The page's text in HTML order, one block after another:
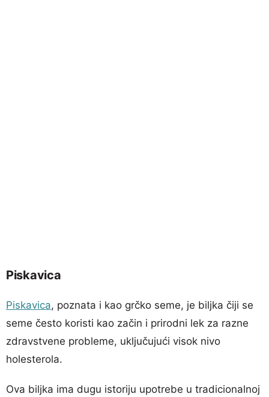
Piskavica
Piskavica, poznata i kao grčko seme, je biljka čiji se
seme često koristi kao začin i prirodni lek za razne
zdravstvene probleme, uključujući visok nivo
holesterola.
Ova biljka ima dugu istoriju upotrebe u tradicionalnoj